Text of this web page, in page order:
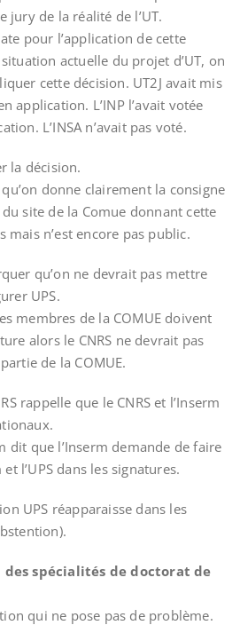
jury de la réalité de l’UT.
pour l’application de cette
actuelle du projet d’UT, on
cette décision. UT2J avait mis
application. L’INP l’avait votée
L’INSA n’avait pas voté.
la décision.
donne clairement la consigne
site de la Comue donnant cette
mais n’est encore pas public.
qu’on ne devrait pas mettre
UPS.
membres de la COMUE doivent
alors le CNRS ne devrait pas
de la COMUE.
rappelle que le CNRS et l’Inserm
dit que l’Inserm demande de faire
l’UPS dans les signatures.
UPS réapparaisse dans les
spécialités de doctorat de
qui ne pose pas de problème.